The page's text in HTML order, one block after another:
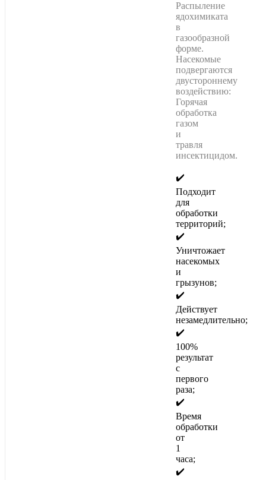
Распыление
ядохимиката
в
газообразной
форме.
Насекомые
подвергаются
двустороннему
воздействию:
Горячая
обработка
газом
и
травля
инсектицидом.
✔️
Подходит
для
обработки
территорий;
✔️
Уничтожает
насекомых
и
грызунов;
✔️
Действует
незамедлительно;
✔️
100%
результат
с
первого
раза;
✔️
Время
обработки
от
1
часа;
✔️